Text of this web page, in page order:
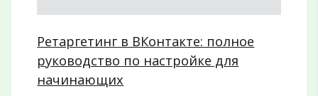
Ретаргетинг в ВКонтакте: полное
руководство по настройке для
начинающих